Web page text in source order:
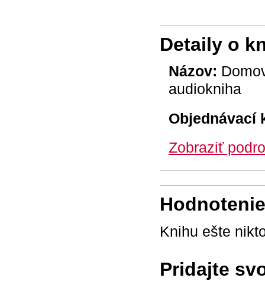
Detaily o
Názov:
audiokniha
Objednávací
Zobraziť
Knihu ešte
Pridajte